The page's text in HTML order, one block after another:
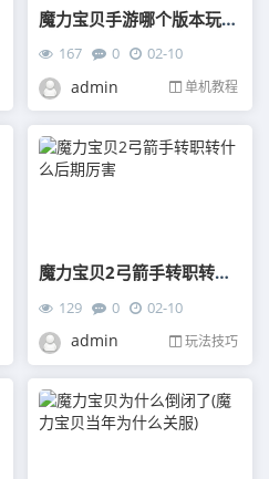
魔力宝贝手游哪个版本玩的人多一点啊
167 0 02-10
admin 单机教程
魔力宝贝2弓箭手转职转什么后期厉害
129 0 02-10
admin 玩法技巧